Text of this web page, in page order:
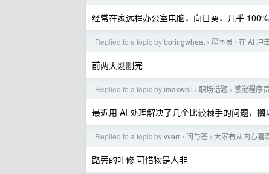
经常在家远程办公室电脑，向日葵，几乎 100%
Replied to a topic byboringwheat › 程序员 › 在 AI 冲
前两天刚删完
Replied to a topic byimaxwell › 职场话题 › 感觉程序
最近用 AI 处理解决了几个比较棘手的问题，
Replied to a topic byvverr › 问与答 › 大家有从内心喜
路旁的叶修 可惜物是人非